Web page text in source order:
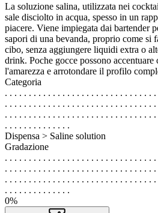
La soluzione salina, utilizzata nei
sale disciolto in acqua, spesso in un
piacere. Viene impiegata dai bartender
sapori di una bevanda, proprio come si
cibo, senza aggiungere liquidi extra o
drink. Poche gocce possono
l'amarezza e arrotondare il profilo
Categoria
. . . . . . . . . . . . . . . . . . . . . . . . . . . . . . .
. . . . . . . . . . . . . . . . . . . . . . . . . . . . . . .
. . . . . . . . . . . . . . . . . . . . . . . . . . . . . . .
. . . . . . . . . . . . . .
Dispensa > Saline solution
Gradazione
. . . . . . . . . . . . . . . . . . . . . . . . . . . . . . .
. . . . . . . . . . . . . . . . . . . . . . . . . . . . . . .
. . . . . . . . . . . . . . . . . . . . . . . . . . . . . . .
. . . . . . . . . . . . . .
0%